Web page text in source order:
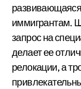
иммигрантам.
запрос на
делает ее
релокации, а